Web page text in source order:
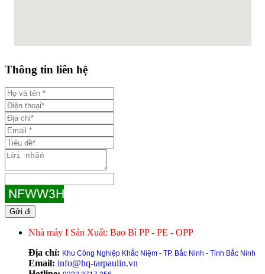
Thông tin liên hệ
Gửi đi
Nhà máy I Sản Xuất: Bao Bì PP - PE - OPP
Địa chỉ: Khu Công Nghiệp Khắc Niệm - TP. Bắc Ninh - Tỉnh Bắc Ninh
Email: info@hq-tarpaulin.vn